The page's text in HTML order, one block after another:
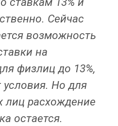
Сейчас
возможность
на
физлиц до 13%,
условия. Но для
лиц расхождение
остается.